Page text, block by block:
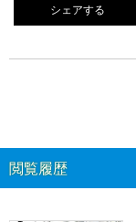
シェアする
閲覧履歴